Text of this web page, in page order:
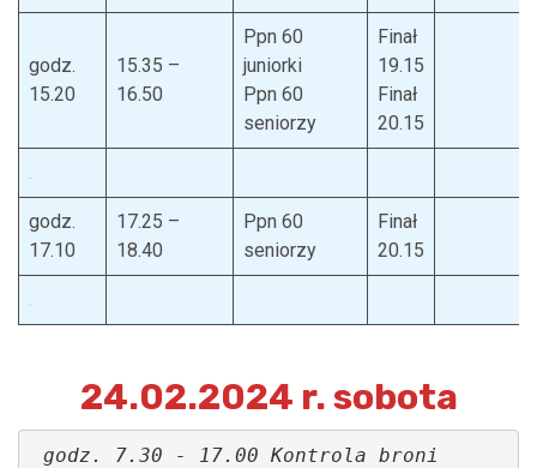
godz.
15.20
15.35 –
16.50
Ppn 60
juniorki
Ppn 60
seniorzy
Finał
19.15
Finał
20.15
.
godz.
17.10
17.25 –
18.40
Ppn 60
seniorzy
Finał
20.15
.
24.02.2024 r. sobota
godz. 7.30 - 17.00 Kontrola broni